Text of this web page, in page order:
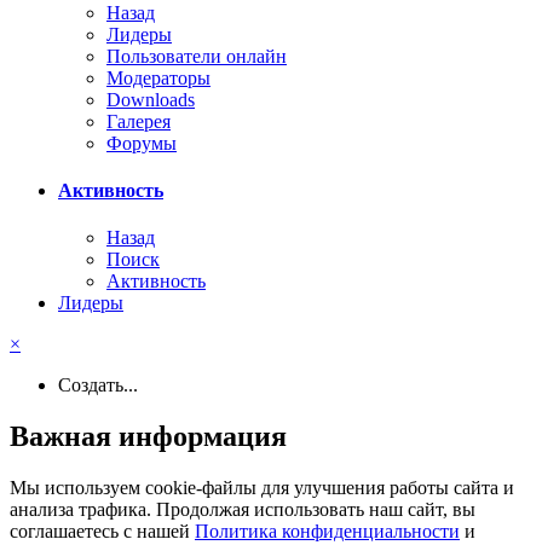
Назад
Лидеры
Пользователи онлайн
Модераторы
Downloads
Галерея
Форумы
Активность
Назад
Поиск
Активность
Лидеры
×
Создать...
Важная информация
Мы используем cookie-файлы для улучшения работы сайта и
анализа трафика. Продолжая использовать наш сайт, вы
соглашаетесь с нашей Политика конфиденциальности и